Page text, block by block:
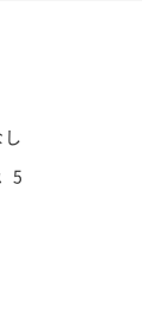
5